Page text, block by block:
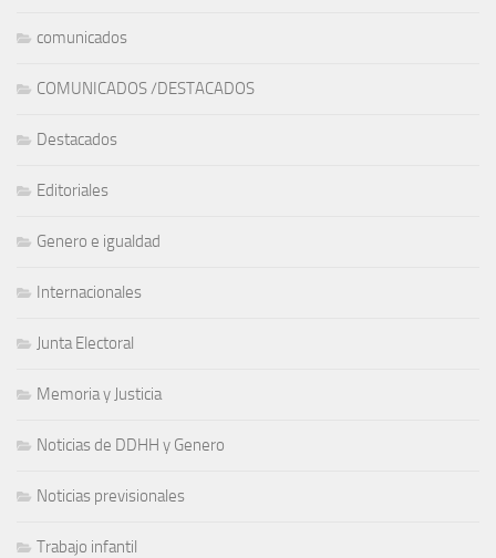
comunicados
COMUNICADOS /DESTACADOS
Destacados
Editoriales
Genero e igualdad
Internacionales
Junta Electoral
Memoria y Justicia
Noticias de DDHH y Genero
Noticias previsionales
Trabajo infantil